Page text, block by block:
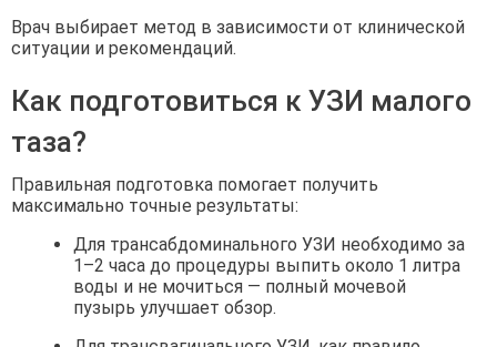
Врач выбирает метод в зависимости от клинической
ситуации и рекомендаций.
Как подготовиться к УЗИ малого
таза?
Правильная подготовка помогает получить
максимально точные результаты:
Для трансабдоминального УЗИ необходимо за
1–2 часа до процедуры выпить около 1 литра
воды и не мочиться — полный мочевой
пузырь улучшает обзор.